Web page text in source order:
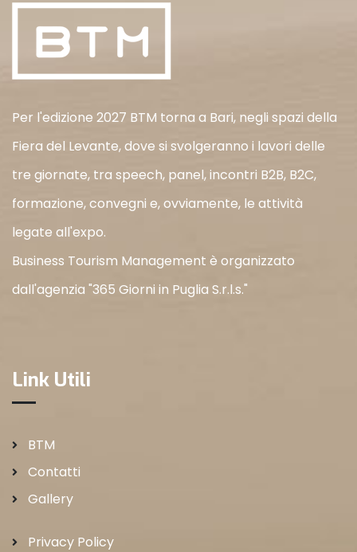
Per l'edizione 2027 BTM torna a Bari, negli spazi della
Fiera del Levante, dove si svolgeranno i lavori delle
tre giornate, tra speech, panel, incontri B2B, B2C,
formazione, convegni e, ovviamente, le attività
legate all'expo.
Business Tourism Management è organizzato
dall'agenzia "365 Giorni in Puglia S.r.l.s."
Link Utili
BTM
Contatti
Gallery
Privacy Policy